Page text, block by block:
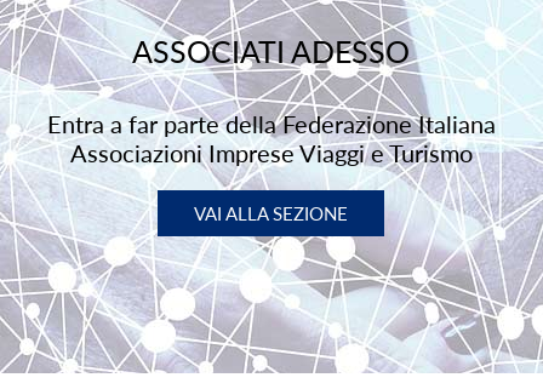
ASSOCIATI ADESSO
Entra a far parte della Federazione Italiana
Associazioni Imprese Viaggi e Turismo
VAI ALLA SEZIONE